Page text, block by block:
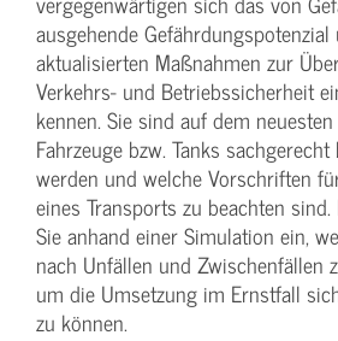
ausgehende
aktualisierten Maßnahmen zur
Verkehrs- und Betriebssicherheit
kennen. Sie sind auf dem
Fahrzeuge bzw. Tanks
werden und welche Vorschriften
eines Transports zu beachten
Sie anhand einer Simulation ein,
nach Unfällen und Zwischenfällen
um die Umsetzung im Ernstfall
zu können.